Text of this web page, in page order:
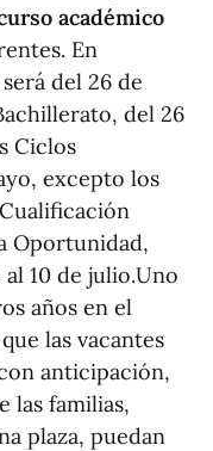
académico
En
del 26 de
del 26
Ciclos
excepto los
Oportunidad,
10 de julio.Uno
años en el
las vacantes
anticipación,
las familias,
plaza, puedan